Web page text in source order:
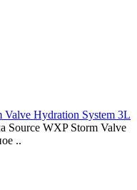
Valve Hydration System 3L
Source WXP Storm Valve
..